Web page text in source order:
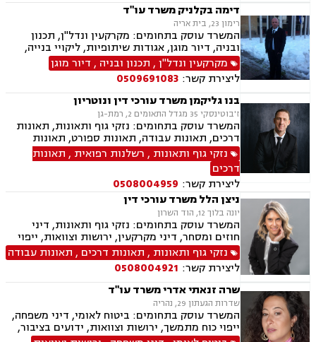
דימה בקלניק משרד עו"ד
רימון 23, בית אריה
המשרד עוסק בתחומים: מקרקעין ונדל"ן, תכנון
ובניה, דיור מוגן, אגודות שיתופיות, ליקויי בנייה,
מושבים וקיבוצים, פינוי בינוי, קבוצות רכישה,
עסקאות מכר דירה, פינוי מושכר, נחלות ומשקים
במושבים, רשות מקרקעי ישראל, צווי הריסה, רישום
קבלנים, בתים משותפים, וכו', דיני משפחה, גישור
במשפחה, פונדקאות, ידועים בציבור אפוטרופסות,
הסכמי ממון, אבהות, מזונות, משמורת, גירושין,
הורות חד מינית, נישואים אזרחיים, חוק הנוער,
אימוץ, חלוקת רכוש, מעמד אישי, תיאום הורי וכו'
נזקי גוף ותאונות
מקרקעין ונדל"ן, תכנון ובניה , דיור מוגן
ליצירת קשר: 0509691083
בנו גליקמן משרד עורכי דין ונוטריון
ז'בוטינסקי 35 מגדל התאומים 2, רמת-גן
המשרד עוסק בתחומים: נזקי גוף ותאונות, תאונות
דרכים, תאונות עבודה, תאונות ספורט, תאונות
תלמידים, תאונות עקב רשלנות ביטוח לאומי,
רשלנות רפואית, רשלנות רפואית הריון ולידה,
רשלנות רפואית - רפואת שיניים, נוטריון
נזקי גוף ותאונות , רשלנות רפואית , תאונות
דרכים
ליצירת קשר: 0508004959
ניצן הלל משרד עורכי דין
יונה בלוך 12, הוד השרון
המשרד עוסק בתחומים: נזקי גוף ותאונות, דיני
חוזים ומסחר, דיני מקרקעין, ירושות וצוואות, ייפוי
כוח מתמשך
נזקי גוף ותאונות , תאונות דרכים , תאונות עבודה
ליצירת קשר: 0508004921
שרה זנאתי אדרי משרד עו"ד
שדרות הגעתון 29, נהריה
המשרד עוסק בתחומים: ביטוח לאומי, דיני משפחה,
ייפוי כוח מתמשך, ירושות וצוואות, ידועים בציבור,